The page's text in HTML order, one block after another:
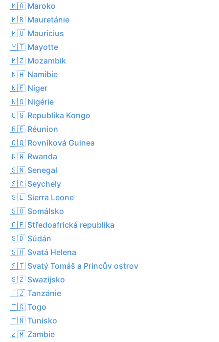
🇲🇦 Maroko
🇲🇷 Mauretánie
🇲🇺 Mauricius
🇾🇹 Mayotte
🇲🇿 Mozambik
🇳🇦 Namibie
🇳🇪 Niger
🇳🇬 Nigérie
🇨🇬 Republika Kongo
🇷🇪 Réunion
🇬🇶 Rovníková Guinea
🇷🇼 Rwanda
🇸🇳 Senegal
🇸🇨 Seychely
🇸🇱 Sierra Leone
🇸🇴 Somálsko
🇨🇫 Středoafrická republika
🇸🇩 Súdán
🇸🇭 Svatá Helena
🇸🇹 Svatý Tomáš a Princův ostrov
🇸🇿 Swazijsko
🇹🇿 Tanzánie
🇹🇬 Togo
🇹🇳 Tunisko
🇿🇲 Zambie